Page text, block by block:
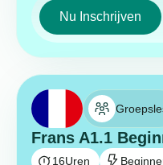
Nu Inschrijven
Frans A1.1
16Uren